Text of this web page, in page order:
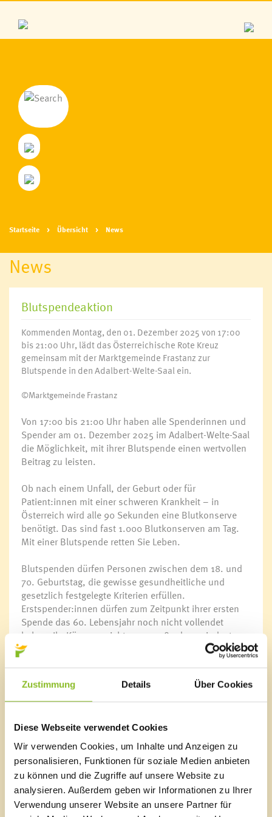
Zustimmung Details Über Cookies
Diese Webseite verwendet Cookies
Wir verwenden Cookies, um Inhalte und Anzeigen zu
personalisieren, Funktionen für soziale Medien anbieten
zu können und die Zugriffe auf unsere Website zu
analysieren. Außerdem geben wir Informationen zu Ihrer
Verwendung unserer Website an unsere Partner für
Startseite Übersicht News
News
Blutspendeaktion
Kommenden Montag, den 01. Dezember 2025 von 17:00
bis 21:00 Uhr, lädt das Österreichische Rote Kreuz
gemeinsam mit der Marktgemeinde Frastanz zur
Blutspende in den Adalbert-Welte-Saal ein.
©Marktgemeinde Frastanz
Von 17:00 bis 21:00 Uhr haben alle Spenderinnen und
Spender am 01. Dezember 2025 im Adalbert-Welte-Saal
die Möglichkeit, mit ihrer Blutspende einen wertvollen
Beitrag zu leisten.
Ob nach einem Unfall, der Geburt oder für
Patient:innen mit einer schweren Krankheit – in
Österreich wird alle 90 Sekunden eine Blutkonserve
benötigt. Das sind fast 1.000 Blutkonserven am Tag.
Mit einer Blutspende retten Sie Leben.
Blutspenden dürfen Personen zwischen dem 18. und
70. Geburtstag, die gewisse gesundheitliche und
gesetzlich festgelegte Kriterien erfüllen.
Erstspender:innen dürfen zum Zeitpunkt ihrer ersten
Spende das 60. Lebensjahr noch nicht vollendet
haben. Ihr Körpergewicht muss außerdem mindestens
50 kg betragen und Sie sollten sich fit und gesund
Bitte bringen Sie einen amtlichen Lichtbildausweis mit
und achten Sie darauf, vor der Spende ausreichend zu
mindestens eine Stunde vor Ende der
Blutspendeaktion vorbei, damit sich die
Mitarbeiter:innen vom Roten Kreuz genug Zeit für Sie
nehmen können. Für das leibliche Wohl nach der
Spende ist gesorgt.
Seien Sie dabei und helfen Sie mit – Ihre Blutspende